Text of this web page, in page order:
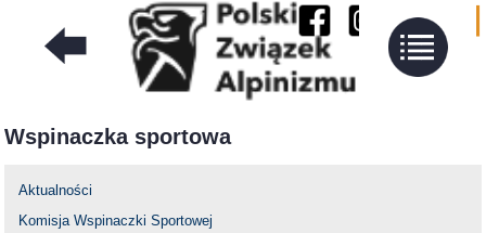
Wspinaczka sportowa
Aktualności
Komisja Wspinaczki Sportowej